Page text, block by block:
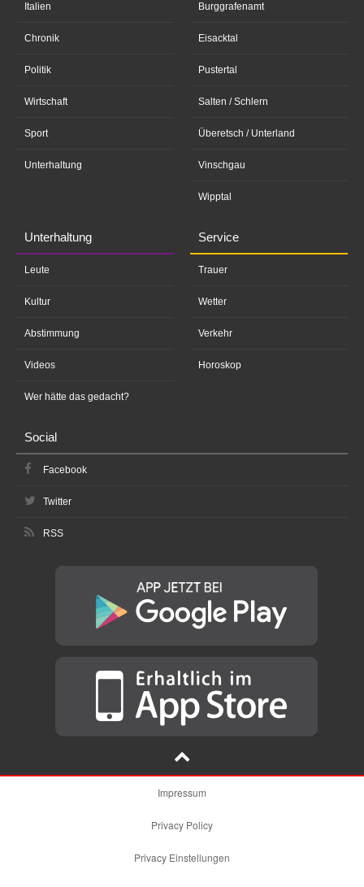
Italien
Chronik
Politik
Wirtschaft
Sport
Unterhaltung
Burggrafenamt
Eisacktal
Pustertal
Salten / Schlern
Überetsch / Unterland
Vinschgau
Wipptal
Unterhaltung
Leute
Kultur
Abstimmung
Videos
Wer hätte das gedacht?
Service
Trauer
Wetter
Verkehr
Horoskop
Social
Facebook
Twitter
RSS
Impressum
Privacy Policy
Privacy Einstellungen